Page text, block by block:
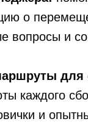
о
вопросы и
для
каждого
и